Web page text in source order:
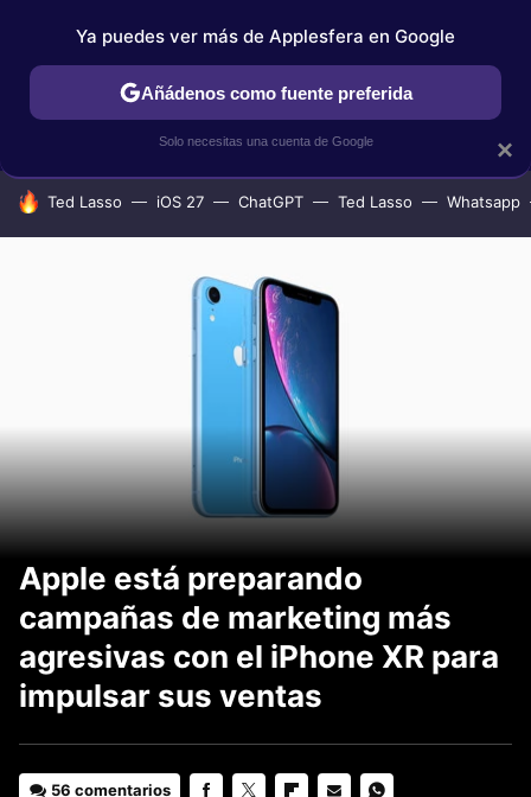
IPHONE TUTORIALES APPLESFERA SELECCIÓN
HOY SE HABLA DE
Ted Lasso iOS 27 ChatGPT Ted Lasso Whatsapp
Apple está preparando
campañas de marketing más
agresivas con el iPhone XR para
impulsar sus ventas
56 comentarios
×
Ya puedes ver más de Applesfera en Google
Añádenos como fuente preferida
Solo necesitas una cuenta de Google